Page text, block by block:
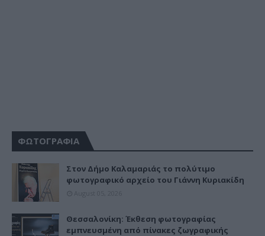
ΦΩΤΟΓΡΑΦΙΑ
Στον Δήμο Καλαμαριάς το πολύτιμο
φωτογραφικό αρχείο του Γιάννη Κυριακίδη
Θεσσαλονίκη: Έκθεση φωτογραφίας
εμπνευσμένη από πίνακες ζωγραφικής